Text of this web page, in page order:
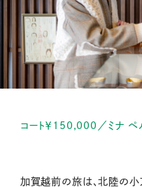
コート￥150,000／ミナ ペ
加賀越前の旅は、北陸の